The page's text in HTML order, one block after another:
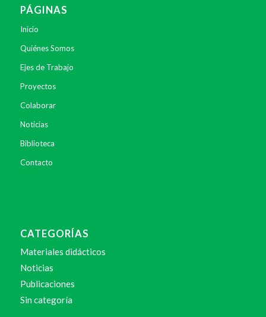
PÁGINAS
Inicio
Quiénes Somos
Ejes de Trabajo
Proyectos
Colaborar
Noticias
Biblioteca
Contacto
CATEGORÍAS
Materiales didácticos
Noticias
Publicaciones
Sin categoría